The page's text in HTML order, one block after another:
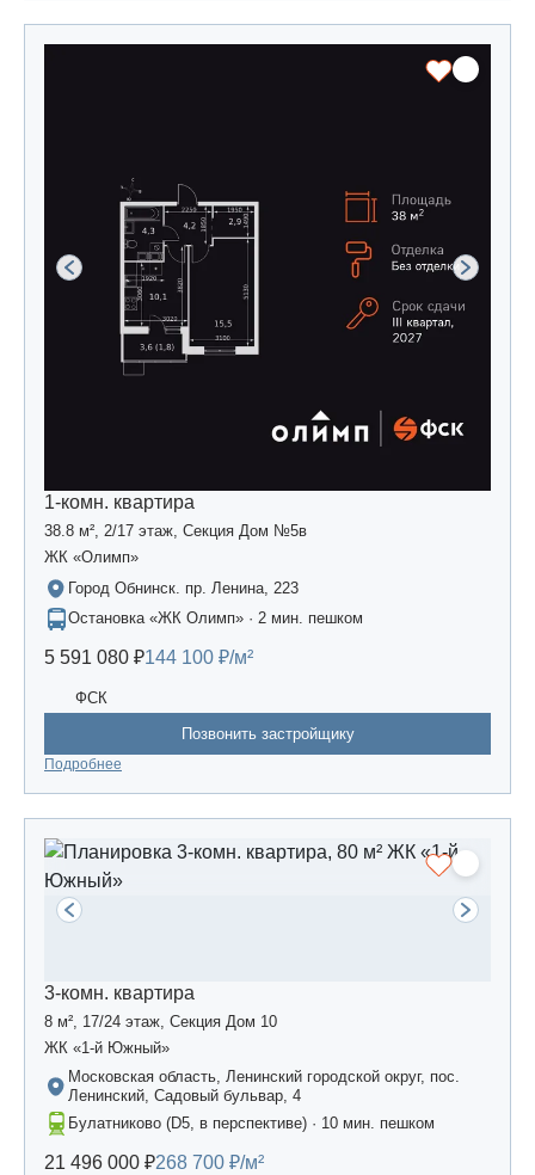
1-комн. квартира
38.8 м², 2/17 этаж, Секция Дом №5в
ЖК «Олимп»
Город Обнинск. пр. Ленина, 223
Остановка «ЖК Олимп» · 2 мин. пешком
5 591 080 ₽144 100 ₽/м²
ФСК
Позвонить застройщику
Подробнее
3-комн. квартира
8 м², 17/24 этаж, Секция Дом 10
ЖК «1-й Южный»
Московская область, Ленинский городской округ, пос.
Ленинский, Садовый бульвар, 4
Булатниково (D5, в перспективе) · 10 мин. пешком
21 496 000 ₽268 700 ₽/м²